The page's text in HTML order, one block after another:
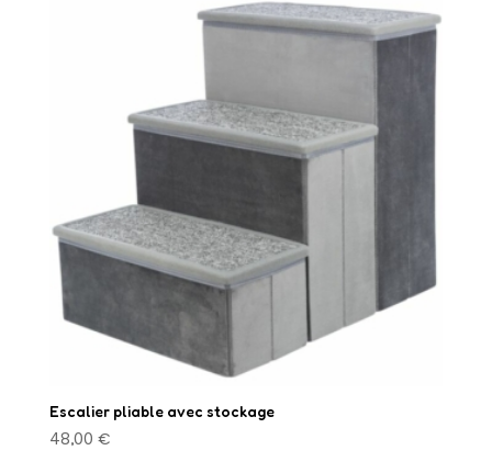
Escalier pliable avec stockage
48,00 €